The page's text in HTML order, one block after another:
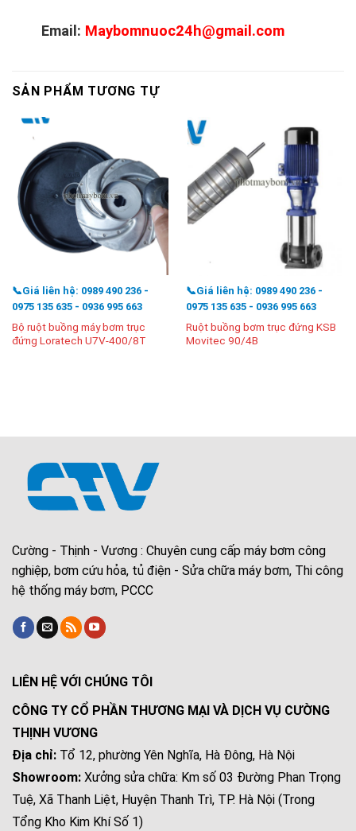
Email: Maybomnuoc24h@gmail.com
SẢN PHẨM TƯƠNG TỰ
📞Giá liên hệ: 0989 490 236 -
0975 135 635 - 0936 995 663
Bộ ruột buồng máy bơm trục
đứng Loratech U7V-400/8T
📞Giá liên hệ: 0989 490 236 -
0975 135 635 - 0936 995 663
Ruột buồng bơm trục đứng KSB
Movitec 90/4B
Cường - Thịnh - Vương : Chuyên cung cấp máy bơm công
nghiệp, bơm cứu hỏa, tủ điện - Sửa chữa máy bơm, Thi công
hệ thống máy bơm, PCCC
LIÊN HỆ VỚI CHÚNG TÔI
CÔNG TY CỔ PHẦN THƯƠNG MẠI VÀ DỊCH VỤ CƯỜNG
THỊNH VƯƠNG
Địa chỉ: Tổ 12, phường Yên Nghĩa, Hà Đông, Hà Nội
Showroom: Xưởng sửa chữa: Km số 03 Đường Phan Trọng
Tuệ, Xã Thanh Liệt, Huyện Thanh Trì, TP. Hà Nội (Trong
Tổng Kho Kim Khí Số 1)